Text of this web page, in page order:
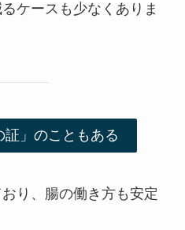
ケースも少なくありま
」のこともある
り、腸の働き方も安定